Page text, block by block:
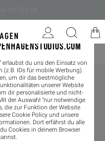
erlaubst du uns den Einsatz von
(z.B. IDs für mobile Werbung).
um dir das bestmögliche
unserer Website
dir personalisierte und nicht-
der Auswahl "nur notwendige
die zur Funktion der Website
Cookie Policy und unsere
Dort erfährst du alle
Cookies in deinem Browser